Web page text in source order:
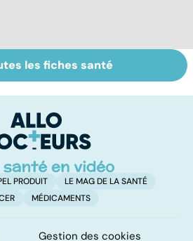
Intoxications
alimentaires :
nos assiettes !
les fiches santé
PRODUIT
LE MAG DE LA SANTÉ
MÉDICAMENTS
Gestion des cookies